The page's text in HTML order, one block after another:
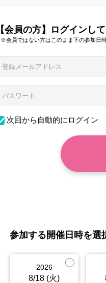
【会員の方】ログインし
※会員ではない方はこのまま下の参加日
次回から自動的にログイン
参加する開催日時を選
2026
8/18 (火)